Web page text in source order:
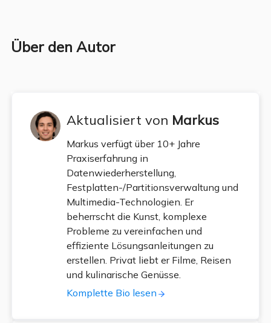
Über den Autor
Aktualisiert von Markus
Markus verfügt über 10+ Jahre
Praxiserfahrung in
Datenwiederherstellung,
Festplatten-/Partitionsverwaltung und
Multimedia-Technologien. Er
beherrscht die Kunst, komplexe
Probleme zu vereinfachen und
effiziente Lösungsanleitungen zu
erstellen. Privat liebt er Filme, Reisen
und kulinarische Genüsse.
Komplette Bio lesen